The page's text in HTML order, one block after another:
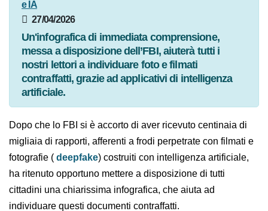
Categoria:
27/04/2026
Un'infografica di immediata comprensione,
messa a disposizione dell’FBI, aiuterà tutti i
nostri lettori a individuare foto e filmati
contraffatti, grazie ad applicativi di intelligenza
artificiale.
Dopo che lo FBI si è accorto di aver ricevuto centinaia
di migliaia di rapporti, afferenti a frodi perpetrate con
filmati e fotografie (deepfake) costruiti con intelligenza
artificiale, ha ritenuto opportuno mettere a
disposizione di tutti cittadini una chiarissima